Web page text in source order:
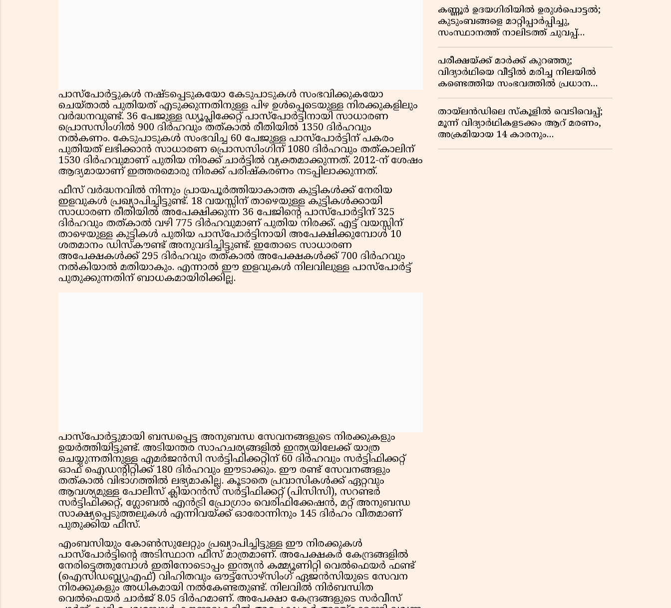
പാസ്‌പോർട്ടുകൾ നഷ്ടപ്പെടുകയോ കേടുപാടുകൾ സംഭവിക്കുകയോ
ചെയ്താൽ പുതിയത് എടുക്കുന്നതിനുള്ള പിഴ ഉൾപ്പെടെയുള്ള നിരക്കുകളിലും
വർദ്ധനവുണ്ട്. 36 പേജുള്ള ഡ്യൂപ്ലിക്കേറ്റ് പാസ്‌പോർട്ടിനായി സാധാരണ
പ്രൊസസിംഗിൽ 900 ദിർഹവും തത്കാൽ രീതിയിൽ 1350 ദിർഹവും
നൽകണം. കേടുപാടുകൾ സംഭവിച്ച 60 പേജുള്ള പാസ്‌പോർട്ടിന് പകരം
പുതിയത് ലഭിക്കാൻ സാധാരണ പ്രൊസസിംഗിന് 1080 ദിർഹവും തത്കാലിന്
1530 ദിർഹവുമാണ് പുതിയ നിരക്ക് ചാർട്ടിൽ വ്യക്തമാക്കുന്നത്. 2012-ന് ശേഷം
ആദ്യമായാണ് ഇത്തരമൊരു നിരക്ക് പരിഷ്കരണം നടപ്പിലാക്കുന്നത്.
ഫീസ് വർദ്ധനവിൽ നിന്നും പ്രായപൂർത്തിയാകാത്ത കുട്ടികൾക്ക് നേരിയ
ഇളവുകൾ പ്രഖ്യാപിച്ചിട്ടുണ്ട്. 18 വയസ്സിന് താഴെയുള്ള കുട്ടികൾക്കായി
സാധാരണ രീതിയിൽ അപേക്ഷിക്കുന്ന 36 പേജിൻ്റെ പാസ്‌പോർട്ടിന് 325
ദിർഹവും തത്കാൽ വഴി 775 ദിർഹവുമാണ് പുതിയ നിരക്ക്. എട്ട് വയസ്സിന്
താഴെയുള്ള കുട്ടികൾ പുതിയ പാസ്‌പോർട്ടിനായി അപേക്ഷിക്കുമ്പോൾ 10
ശതമാനം ഡിസ്കൗണ്ട് അനുവദിച്ചിട്ടുണ്ട്. ഇതോടെ സാധാരണ
അപേക്ഷകൾക്ക് 295 ദിർഹവും തത്കാൽ അപേക്ഷകൾക്ക് 700 ദിർഹവും
നൽകിയാൽ മതിയാകും. എന്നാൽ ഈ ഇളവുകൾ നിലവിലുള്ള പാസ്‌പോർട്ട്
പുതുക്കുന്നതിന് ബാധകമായിരിക്കില്ല.
പാസ്‌പോർട്ടുമായി ബന്ധപ്പെട്ട അനുബന്ധ സേവനങ്ങളുടെ നിരക്കുകളും
ഉയർത്തിയിട്ടുണ്ട്. അടിയന്തര സാഹചര്യങ്ങളിൽ ഇന്ത്യയിലേക്ക് യാത്ര
ചെയ്യുന്നതിനുള്ള എമർജൻസി സർട്ടിഫിക്കറ്റിന് 60 ദിർഹവും സർട്ടിഫിക്കറ്റ്
ഓഫ് ഐഡൻ്റിറ്റിക്ക് 180 ദിർഹവും ഈടാക്കും. ഈ രണ്ട് സേവനങ്ങളും
തത്കാൽ വിഭാഗത്തിൽ ലഭ്യമാകില്ല. കൂടാതെ പ്രവാസികൾക്ക് ഏറ്റവും
ആവശ്യമുള്ള പോലീസ് ക്ലിയറൻസ് സർട്ടിഫിക്കറ്റ് (പിസിസി), സറണ്ടർ
സർട്ടിഫിക്കറ്റ്, ഗ്ലോബൽ എൻട്രി പ്രോഗ്രാം വെരിഫിക്കേഷൻ, മറ്റ് അനുബന്ധ
സാക്ഷ്യപ്പെടുത്തലുകൾ എന്നിവയ്ക്ക് ഓരോന്നിനും 145 ദിർഹം വീതമാണ്
പുതുക്കിയ ഫീസ്.
എംബസിയും കോൺസുലേറ്റും പ്രഖ്യാപിച്ചിട്ടുള്ള ഈ നിരക്കുകൾ
പാസ്‌പോർട്ടിൻ്റെ അടിസ്ഥാന ഫീസ് മാത്രമാണ്. അപേക്ഷകർ കേന്ദ്രങ്ങളിൽ
നേരിട്ടെത്തുമ്പോൾ ഇതിനോടൊപ്പം ഇന്ത്യൻ കമ്മ്യൂണിറ്റി വെൽഫെയർ ഫണ്ട്
(ഐസിഡബ്ല്യുഎഫ്) വിഹിതവും ഔട്ട്‌സോഴ്സിംഗ് ഏജൻസിയുടെ സേവന
നിരക്കുകളും അധികമായി നൽകേണ്ടതുണ്ട്. നിലവിൽ നിർബന്ധിത
വെൽഫെയർ ചാർജ് 8.05 ദിർഹമാണ്. അപേക്ഷാ കേന്ദ്രങ്ങളുടെ സർവീസ്
കണ്ണൂർ ഉദയഗിരിയിൽ ഉരുൾപൊട്ടൽ;
കുടുംബങ്ങളെ മാറ്റിപ്പാർപ്പിച്ചു,
സംസ്ഥാനത്ത് നാലിടത്ത് ചുവപ്പ്
ജാഗ്രത
പരീക്ഷയ്ക്ക് മാർക്ക് കുറഞ്ഞു;
വിദ്യാർഥിയെ വീട്ടിൽ മരിച്ച നിലയിൽ
കണ്ടെത്തിയ സംഭവത്തിൽ പ്രധാന
അധ്യാപികക്കെതിരെ പരാതി
തായ്‌ലൻഡിലെ സ്‌കൂളിൽ വെടിവെപ്പ്;
മൂന്ന് വിദ്യാർഥികളടക്കം ആറ് മരണം,
അക്രമിയായ 14 കാരനും
മരിച്ചനിലയിൽ